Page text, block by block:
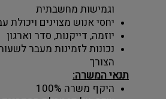
וגמישות מחשבתית
יחסי אנוש מצוינים ויכולת
יוזמה, דייקנות, סדר וארגון
הצורך
תנאי המשרה:
היקף משרה 100%